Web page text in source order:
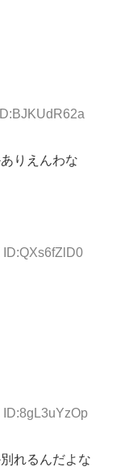
りえんわな
ID:QXs6fZlD0
ID:8gL3uYzOp
れるんだよな